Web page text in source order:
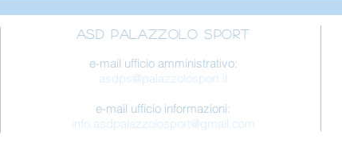
2025/2026
ASD Palazzolo Sport
e-mail ufficio amministrativo:
asdps@palazzolosport.it
e-mail ufficio informazioni:
info.asdpalazzolosport@gmail.com